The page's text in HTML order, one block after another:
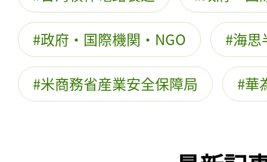
政府・国際機関・NGO 海思
米商務省産業安全保障局 華